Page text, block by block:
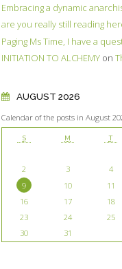
Embracing a dynamic
are you really still reading
Paging Ms Time, I have a
INITIATION TO ALCHEMY on
AUGUST 2026
Calendar of the posts in August
S M T
2
3 4
9
10 11
16
17 18
23
24 25
30
31